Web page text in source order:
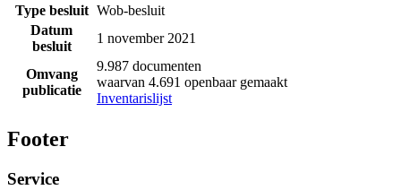
Type besluit Wob-besluit
Datum
besluit
1 november 2021
Omvang
publicatie
9.987 documenten
waarvan 4.691 openbaar gemaakt
Inventarislijst
Footer
Service